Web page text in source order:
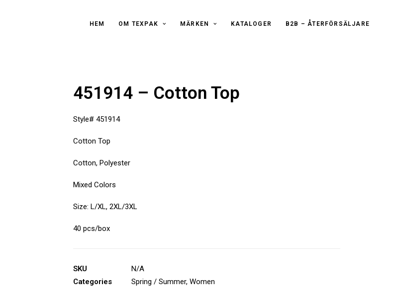
HEM OM TEXPAK MÄRKEN KATALOGER B2B – ÅTERFÖRSÄLJARE
451914 – Cotton Top
Style# 451914
Cotton Top
Cotton, Polyester
Mixed Colors
Size: L/XL, 2XL/3XL
40 pcs/box
SKU
N/A
Categories
Spring / Summer, Women